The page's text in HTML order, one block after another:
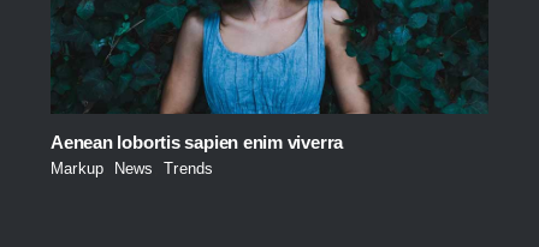
Aenean lobortis sapien enim viverra
Markup News ,Trends